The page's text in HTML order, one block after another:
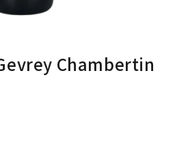
Chambertin